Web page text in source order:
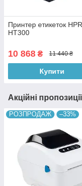
Принтер етикеток
HT300
10 868 ₴ 11 440 ₴
Купити
Акційні
РОЗПРОДАЖ –33%